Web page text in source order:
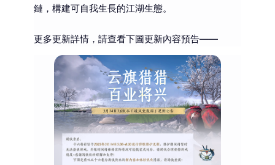
鏈，構建可自我生長的江湖生態。
更多更新詳情，請查看下圖更新內容預告——